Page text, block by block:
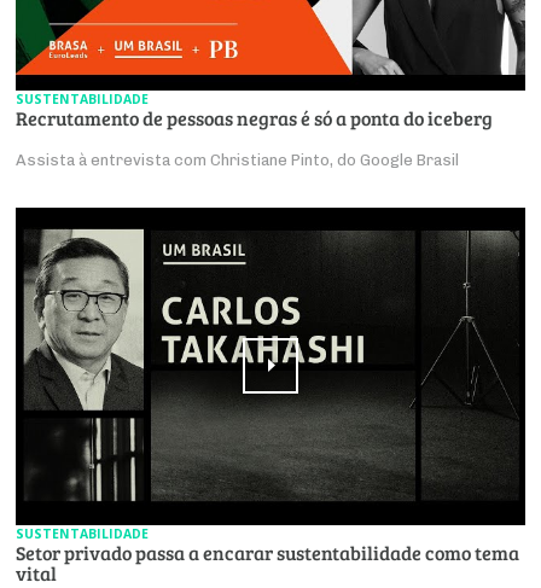
SUSTENTABILIDADE
Recrutamento de pessoas negras é só a ponta do iceberg
Assista à entrevista com Christiane Pinto, do Google Brasil
SUSTENTABILIDADE
Setor privado passa a encarar sustentabilidade como tema
vital